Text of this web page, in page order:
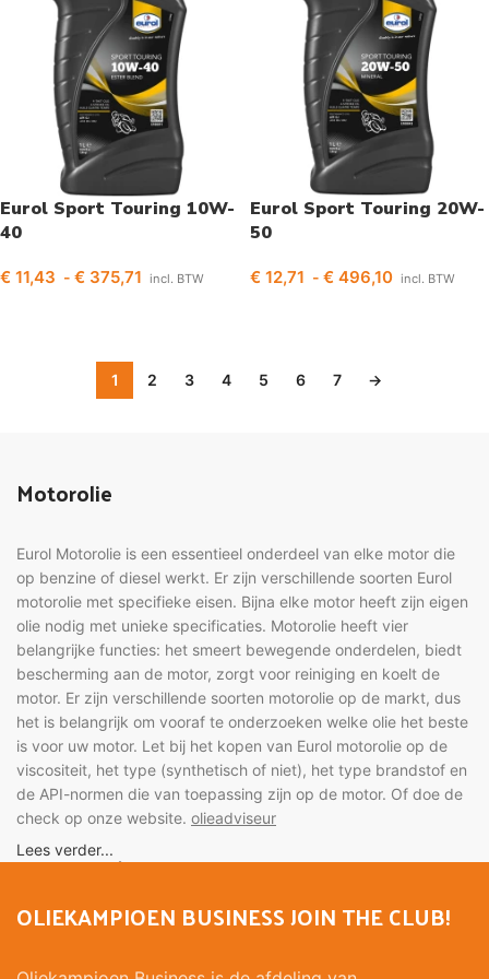
Eurol Sport Touring 10W-
40
€ 11,43 - € 375,71 incl. BTW
Eurol Sport Touring 20W-
50
€ 12,71 - € 496,10 incl. BTW
1 2 3 4 5 6 7 →
Motorolie
Eurol Motorolie is een essentieel onderdeel van elke motor die
op benzine of diesel werkt. Er zijn verschillende soorten Eurol
motorolie met specifieke eisen. Bijna elke motor heeft zijn eigen
olie nodig met unieke specificaties. Motorolie heeft vier
belangrijke functies: het smeert bewegende onderdelen, biedt
bescherming aan de motor, zorgt voor reiniging en koelt de
motor. Er zijn verschillende soorten motorolie op de markt, dus
het is belangrijk om vooraf te onderzoeken welke olie het beste
is voor uw motor. Let bij het kopen van Eurol motorolie op de
viscositeit, het type (synthetisch of niet), het type brandstof en
de API-normen die van toepassing zijn op de motor. Of doe de
check op onze website. olieadviseur
Motorolie auto
Het is belangrijke dat u de juiste motorolie voor uw auto
van de motor gesmeerd blijven en biedt bescherming aan de
Lees verder...
OLIEKAMPIOEN BUSINESS JOIN THE CLUB!